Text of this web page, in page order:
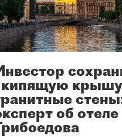
об отеле